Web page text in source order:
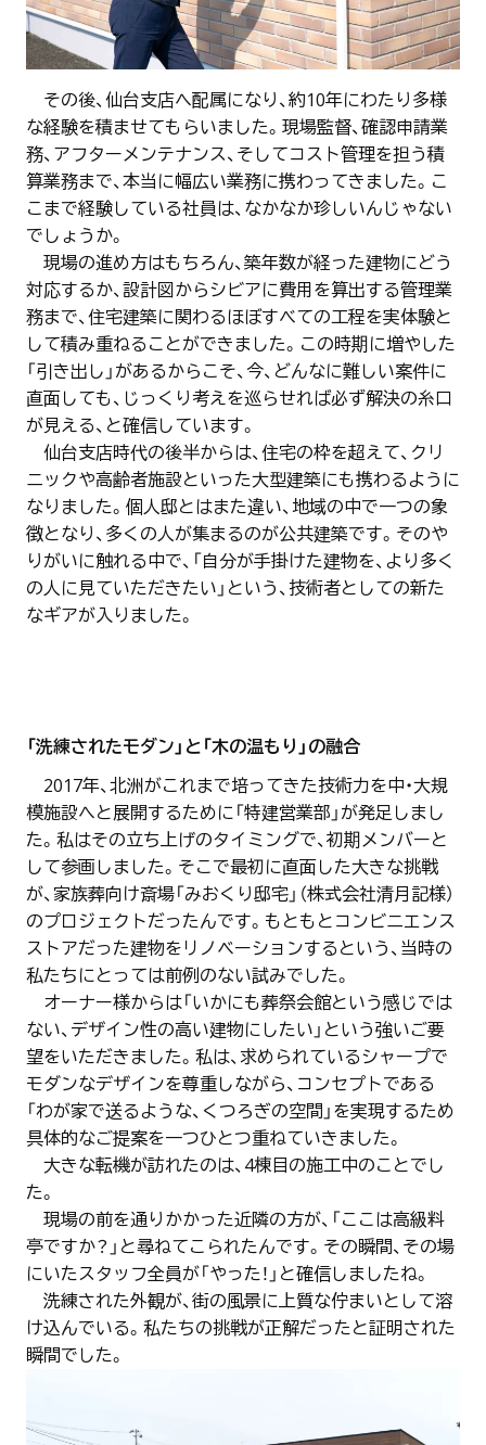
その後、仙台支店へ配属になり、約10年にわたり多様
な経験を積ませてもらいました。現場監督、確認申請業
務、アフターメンテナンス、そしてコスト管理を担う積
算業務まで、本当に幅広い業務に携わってきました。こ
こまで経験している社員は、なかなか珍しいんじゃない
でしょうか。
現場の進め方はもちろん、築年数が経った建物にどう
対応するか、設計図からシビアに費用を算出する管理業
務まで、住宅建築に関わるほぼすべての工程を実体験と
して積み重ねることができました。この時期に増やした
「引き出し」があるからこそ、今、どんなに難しい案件に
直面しても、じっくり考えを巡らせれば必ず解決の糸口
が見える、と確信しています。
仙台支店時代の後半からは、住宅の枠を超えて、クリ
ニックや高齢者施設といった大型建築にも携わるように
なりました。個人邸とはまた違い、地域の中で一つの象
徴となり、多くの人が集まるのが公共建築です。そのや
りがいに触れる中で、「自分が手掛けた建物を、より多く
の人に見ていただきたい」という、技術者としての新た
なギアが入りました。
「洗練されたモダン」と「木の温もり」の融合
2017年、北洲がこれまで培ってきた技術力を中・大規
模施設へと展開するために「特建営業部」が発足しまし
た。私はその立ち上げのタイミングで、初期メンバーと
して参画しました。そこで最初に直面した大きな挑戦
が、家族葬向け斎場「みおくり邸宅」（株式会社清月記様）
のプロジェクトだったんです。もともとコンビニエンス
ストアだった建物をリノベーションするという、当時の
私たちにとっては前例のない試みでした。
オーナー様からは「いかにも葬祭会館という感じでは
ない、デザイン性の高い建物にしたい」という強いご要
望をいただきました。私は、求められているシャープで
モダンなデザインを尊重しながら、コンセプトである
「わが家で送るような、くつろぎの空間」を実現するため
具体的なご提案を一つひとつ重ねていきました。
大きな転機が訪れたのは、4棟目の施工中のことでし
た。
現場の前を通りかかった近隣の方が、「ここは高級料
亭ですか？」と尋ねてこられたんです。その瞬間、その場
にいたスタッフ全員が「やった！」と確信しましたね。
洗練された外観が、街の風景に上質な佇まいとして溶
け込んでいる。私たちの挑戦が正解だったと証明された
瞬間でした。